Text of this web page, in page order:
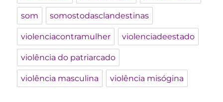
som somostodasclandestinas
violenciacontramulher violenciadeestado
violência do patriarcado
violência masculina violência misógina